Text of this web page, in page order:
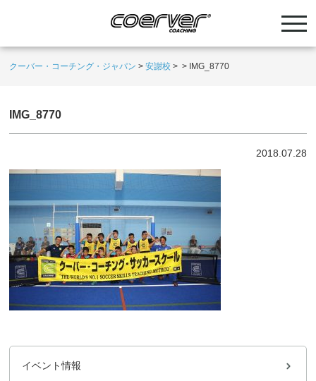
クーバー・コーチング・ジャパン >安謝校 > > IMG_8770
IMG_8770
2018.07.28
イベント情報